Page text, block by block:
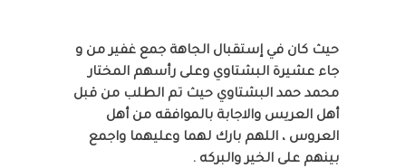
حيث كان في إستقبال الجاهة جمع غفير من و
جاء عشيرة البشتاوي وعلى رأسهم المختار
محمد حمد البشتاوي حيث تم الطلب من قبل
أهل العريس والاجابة بالموافقه من أهل
العروس ، اللهم بارك لهما وعليهما واجمع
بينهم على الخير والبركه .